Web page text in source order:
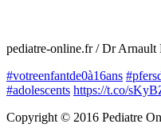
pediatre-online.fr / Dr Arnault
#votreenfantde0à16ans
#adolescents https://t.co/
Copyright © 2016 Pediatre